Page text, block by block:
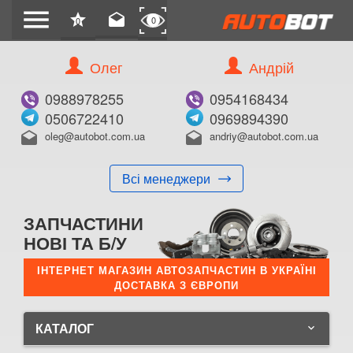
menu star
0 drafts 0
Олег
0988978255
0506722410
drafts oleg@autobot.com.ua
Всі менеджери
Андрій
0954168434
0969894390
drafts andriy@autobot.com.ua
ЗАПЧАСТИНИ
НОВІ ТА Б/У
ІНТЕРНЕТ МАГАЗИН АВТОЗАПЧАСТИН В УКРАЇНІ
ДОСТАВКА З ЄВРОПИ
КАТАЛОГ keyboard_arrow_down